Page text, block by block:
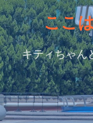
ここ
キティちゃん